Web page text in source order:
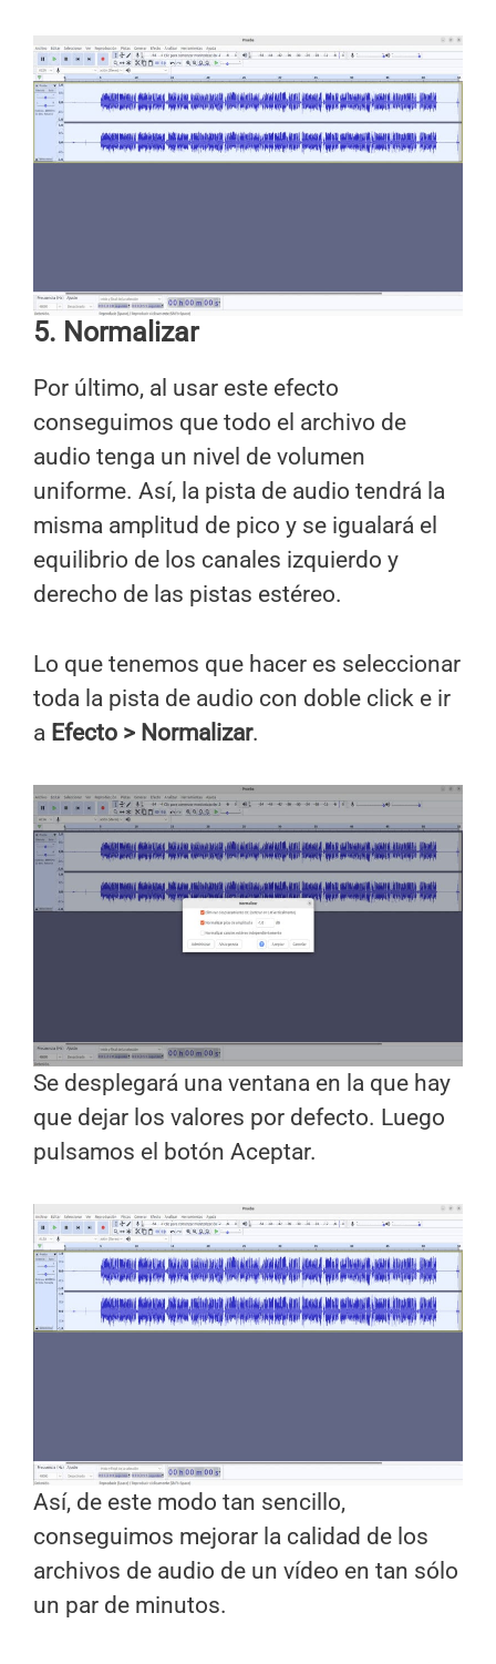
5. Normalizar
Por último, al usar este efecto
conseguimos que todo el archivo de
audio tenga un nivel de volumen
uniforme. Así, la pista de audio tendrá la
misma amplitud de pico y se igualará el
equilibrio de los canales izquierdo y
derecho de las pistas estéreo.
Lo que tenemos que hacer es seleccionar
toda la pista de audio con doble click e ir
a Efecto > Normalizar.
Se desplegará una ventana en la que hay
que dejar los valores por defecto. Luego
pulsamos el botón Aceptar.
Así, de este modo tan sencillo,
conseguimos mejorar la calidad de los
archivos de audio de un vídeo en tan sólo
un par de minutos.